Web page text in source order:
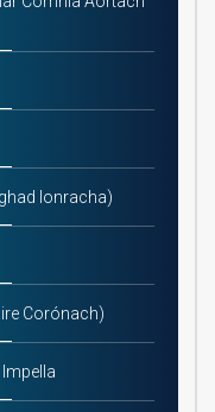
Ionracha)
Corónach)